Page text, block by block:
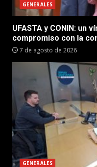
GENERALES
UFASTA y CONIN: un
compromiso con la
7 de agosto de 2026
GENERALES